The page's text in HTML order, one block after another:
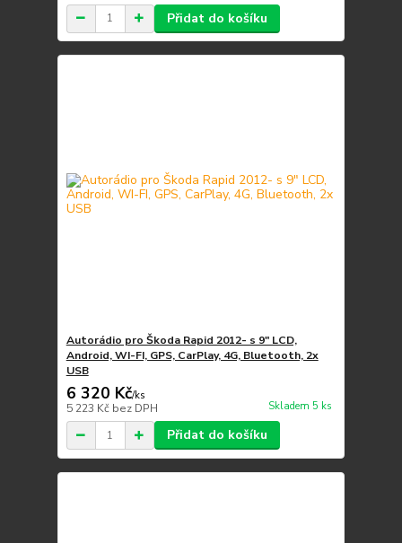
Přidat do košíku
Autorádio pro Škoda Rapid 2012- s 9" LCD,
Android, WI-FI, GPS, CarPlay, 4G, Bluetooth, 2x
USB
6 320 Kč/ks
5 223 Kč bez DPH Skladem 5 ks
Přidat do košíku